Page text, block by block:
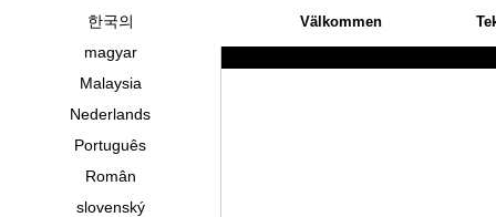
한국의
magyar
Malaysia
Nederlands
Português
Român
slovenský
Välkommen